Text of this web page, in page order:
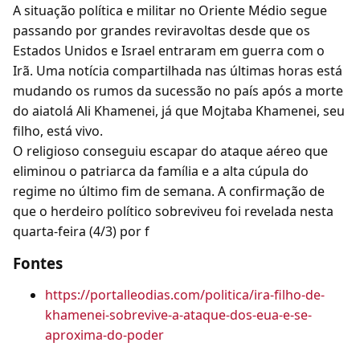
A situação política e militar no Oriente Médio segue
passando por grandes reviravoltas desde que os
Estados Unidos e Israel entraram em guerra com o
Irã. Uma notícia compartilhada nas últimas horas está
mudando os rumos da sucessão no país após a morte
do aiatolá Ali Khamenei, já que Mojtaba Khamenei, seu
filho, está vivo.
O religioso conseguiu escapar do ataque aéreo que
eliminou o patriarca da família e a alta cúpula do
regime no último fim de semana. A confirmação de
que o herdeiro político sobreviveu foi revelada nesta
quarta-feira (4/3) por f
Fontes
https://portalleodias.com/politica/ira-filho-de-
khamenei-sobrevive-a-ataque-dos-eua-e-se-
aproxima-do-poder